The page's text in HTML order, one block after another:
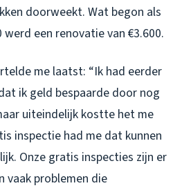
doorweekt. Wat begon als
een renovatie van €3.600.
me laatst: “Ik had eerder
ik geld bespaarde door nog
uiteindelijk kostte het me
inspectie had me dat kunnen
Onze gratis inspecties zijn er
vaak problemen die